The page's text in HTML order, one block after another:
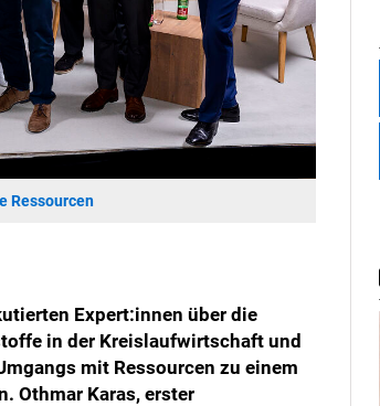
Ressourcen
Expert:innen über die
in der Kreislaufwirtschaft und
mit Ressourcen zu einem
Othmar Karas, erster